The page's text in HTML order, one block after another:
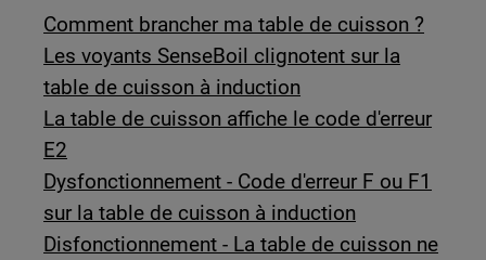
Comment brancher ma table de cuisson ?
Les voyants SenseBoil clignotent sur la
table de cuisson à induction
La table de cuisson affiche le code d'erreur
E2
Dysfonctionnement - Code d'erreur F ou F1
sur la table de cuisson à induction
Disfonctionnement - La table de cuisson ne